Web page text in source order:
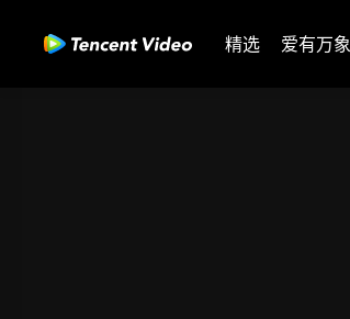
精选 爱有万象